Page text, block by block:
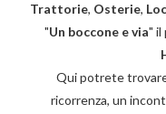
Trattorie, Osterie,
"Un boccone e via" il
Qui potrete
ricorrenza, un